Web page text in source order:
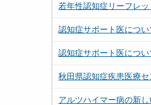
若年性認知症リーフレ
認知症サポート医につい
認知症サポート医につい
秋田県認知症疾患医療
アルツハイマー病の新